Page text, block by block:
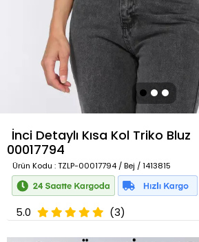
İnci Detaylı Kısa Kol Triko Bluz
00017794
Ürün Kodu : TZLP-00017794 / Bej / 1413815
5.0 (3)